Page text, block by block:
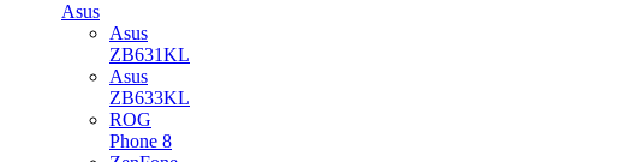
Asus
Asus
ZB631KL
Asus
ZB633KL
ROG
Phone 8